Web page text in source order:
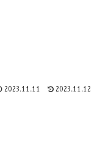
2023.11.11 2023.11.12